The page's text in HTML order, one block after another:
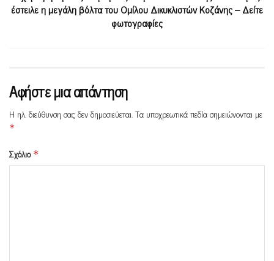
έστειλε η μεγάλη βόλτα του Ομίλου Δικυκλιστών Κοζάνης – Δείτε
φωτογραφίες
Αφήστε μια απάντηση
Η ηλ. διεύθυνση σας δεν δημοσιεύεται.Τα υποχρεωτικά πεδία σημειώνονται με
*
Σχόλιο *